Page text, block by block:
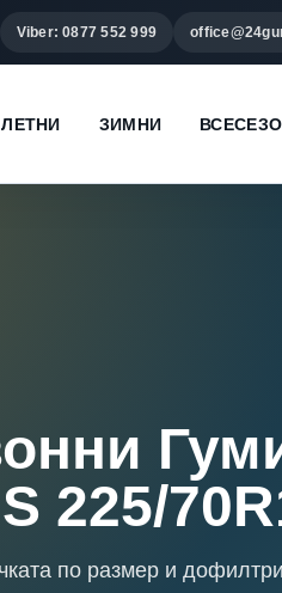
Viber: 0877 552 999
ЛЕТНИ ЗИМНИ
225/
по размер и